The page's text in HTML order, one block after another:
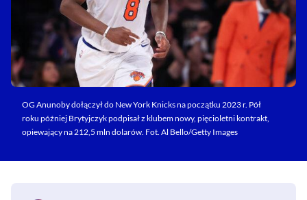
OG Anunoby dołączył do New York Knicks na początku 2023 r. Pół
roku później Brytyjczyk podpisał z klubem nowy, pięcioletni kontrakt,
opiewający na 212,5 mln dolarów. Fot. Al Bello/Getty Images